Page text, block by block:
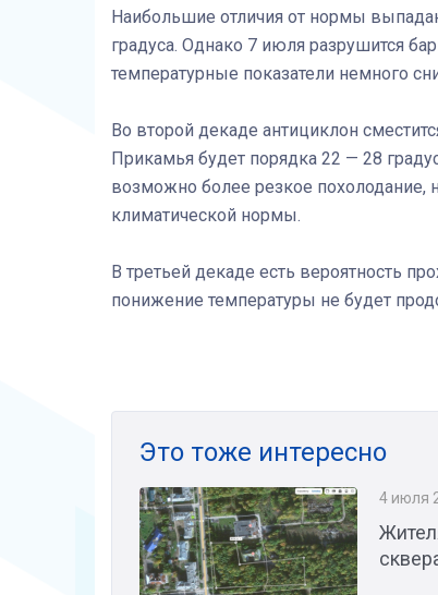
Наибольшие отличия от нормы
градуса. Однако 7 июля разрушится
температурные показатели немного
Во второй декаде антициклон
Прикамья будет порядка 22 — 28
возможно более резкое похолодание,
климатической нормы.
В третьей декаде есть вероятность
понижение температуры не будет
Это тоже интересно
4 июля